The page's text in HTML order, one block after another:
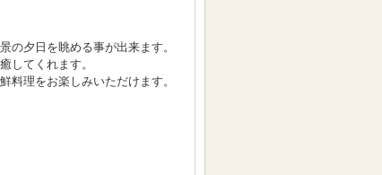
の夕日を眺める事が出来ます。
してくれます。
料理をお楽しみいただけます。